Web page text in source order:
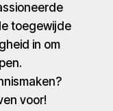
toegewijde
in om
voor!